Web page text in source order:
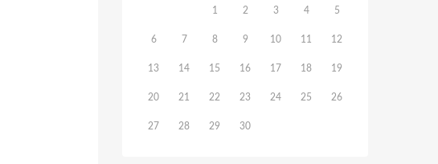
1 2 3 4 5
6 7 8 9 10 11 12
13 14 15 16 17 18 19
20 21 22 23 24 25 26
27 28 29 30